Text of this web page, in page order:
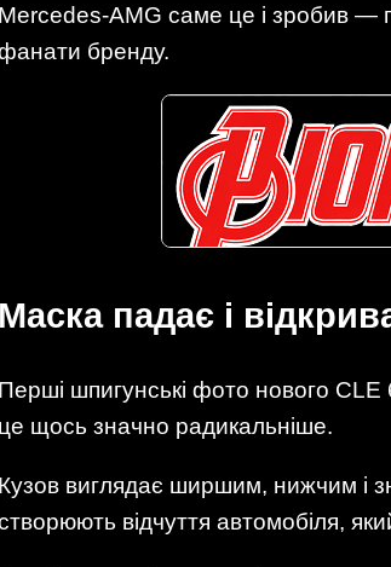
Mercedes-AMG саме це і зробив —
бренду.
Маска падає і
Перші шпигунські фото нового
це щось значно радикальніше.
Кузов виглядає ширшим, нижчим і
відчуття автомобіля,